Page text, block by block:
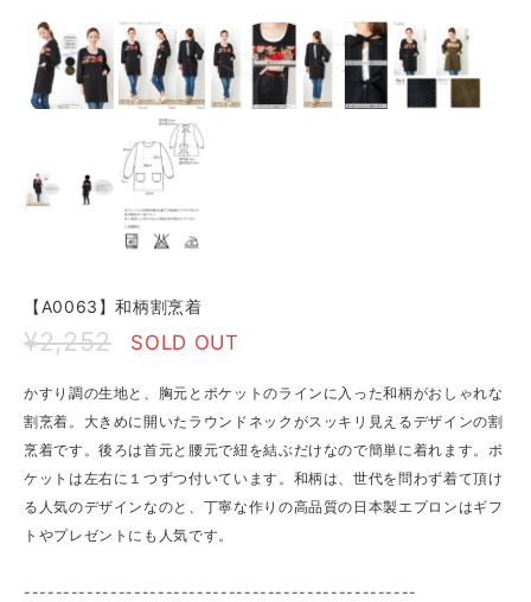
【A0063】和柄割烹着
¥2,252 SOLD OUT
かすり調の生地と、胸元とポケットのラインに入った和柄がおしゃれな
割烹着。大きめに開いたラウンドネックがスッキリ見えるデザインの割
烹着です。後ろは首元と腰元で紐を結ぶだけなので簡単に着れます。ポ
ケットは左右に１つずつ付いています。和柄は、世代を問わず着て頂け
る人気のデザインなのと、丁寧な作りの高品質の日本製エプロンはギフ
トやプレゼントにも人気です。
--------------------------------------------------